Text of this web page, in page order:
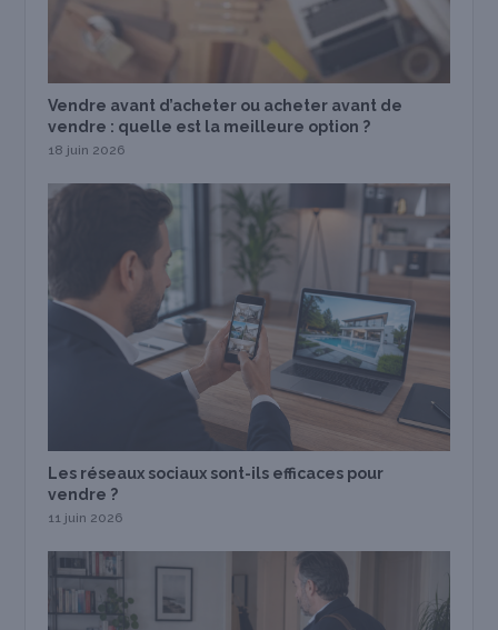
Vendre avant d’acheter ou acheter avant de
vendre : quelle est la meilleure option ?
18 juin 2026
Les réseaux sociaux sont-ils efficaces pour
vendre ?
11 juin 2026